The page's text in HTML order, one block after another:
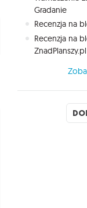
Gradanie
Recenzja na
Recenzja na
ZnadPlanszy.pl